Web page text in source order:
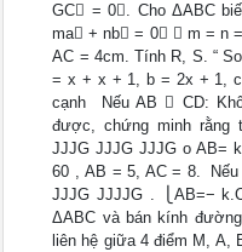
GC = 0. Cho ΔABC
ma + nb = 0  m = n
AC = 4cm. Tính R, S. “
= x + x + 1, b = 2x + 1,
cạnh  Nếu AB  CD:
được, chứng minh rằng
JJJG JJJG JJJG o AB=
60 , AB = 5, AC = 8. 
JJJG JJJJG . ⎩AB=−
ΔABC và bán kính
liên hệ giữa 4 điểm M,